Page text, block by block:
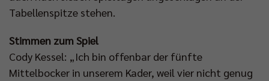
Tabellenspitze stehen.
Stimmen zum Spiel
Cody Kessel: „Ich bin offenbar der fünfte
Mittelbocker in unserem Kader, weil vier nicht genug